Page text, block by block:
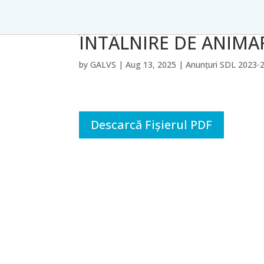
ÎNTÂLNIRE DE
byGALVS |Aug 13, 2025 |Anunțuri SDL 2023-
Descarcă Fișierul PDF